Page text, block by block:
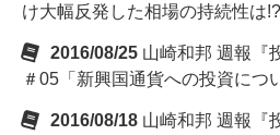
け大幅反発した相場の持続性は!?
2016/08/25 山崎和邦 週報『
＃05「新興国通貨への投資につ
2016/08/18 山崎和邦 週報『